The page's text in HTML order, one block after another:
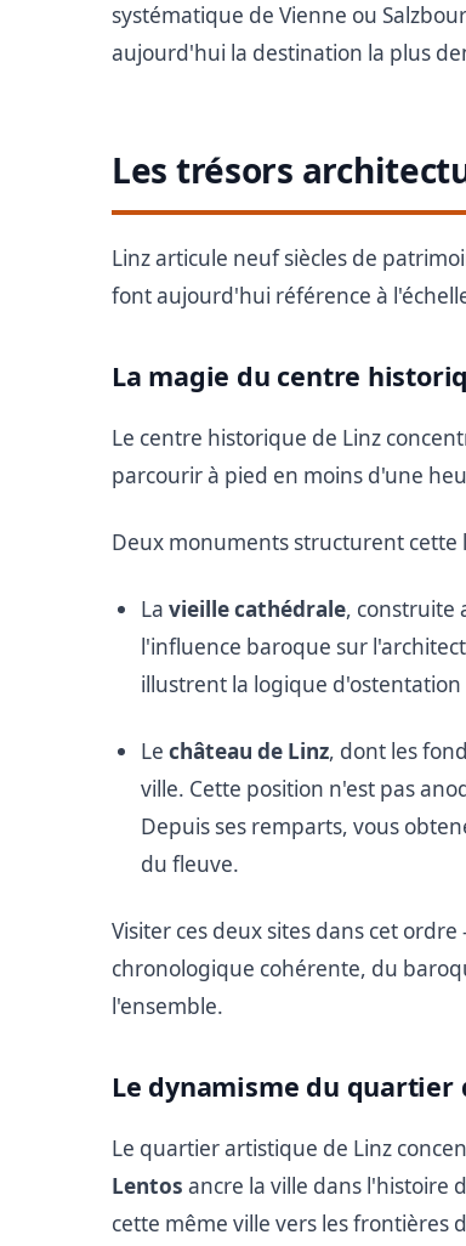
systématique de Vienne ou
aujourd'hui la destination la plus
Les trésors
Linz articule neuf siècles de
font aujourd'hui référence à
La magie du centre
Le centre historique de Linz
parcourir à pied en moins d'une
Deux monuments structurent
La vieille cathédrale, construite
l'influence baroque sur
illustrent la logique
Le château de Linz, dont les
ville. Cette position n'est pas
Depuis ses remparts, vous
du fleuve.
Visiter ces deux sites dans cet
chronologique cohérente, du
l'ensemble.
Le dynamisme du quartier
Le quartier artistique de Linz
Lentos ancre la ville dans l'histoire
cette même ville vers les frontières